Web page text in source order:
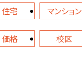
住宅 マンション
価格 校区